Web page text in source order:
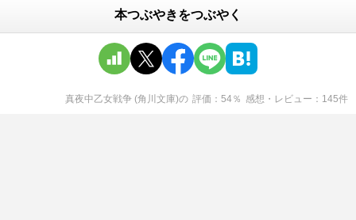
本つぶやきをつぶやく
真夜中乙女戦争 (角川文庫)の 評価 54％ 感想・レビュー 145件